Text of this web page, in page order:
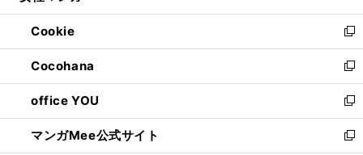
開
く
ウ
で
開
く
ン
ド
ウ
で
開
く
ウ
ィ
ン
ド
ウ
で
開
く
Cookie
新
し
い
ウ
ィ
ン
ド
Cocohana
新
し
い
ウ
ィ
office YOU
新
し
い
マンガMee公式サイト
新